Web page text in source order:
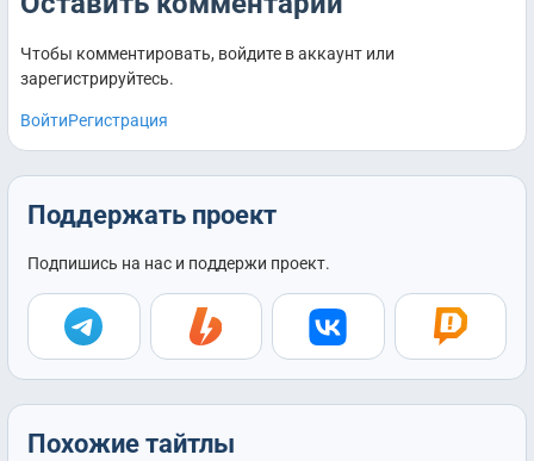
Чтобы комментировать, войдите в аккаунт или
зарегистрируйтесь.
ВойтиРегистрация
Поддержать проект
Подпишись на нас и поддержи проект.
Похожие тайтлы